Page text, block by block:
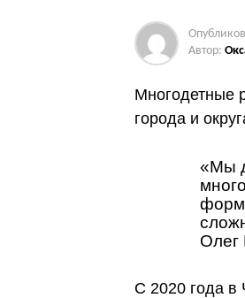
Автор:
Многодетные
города и
«Мы
Олег
С 2020 года